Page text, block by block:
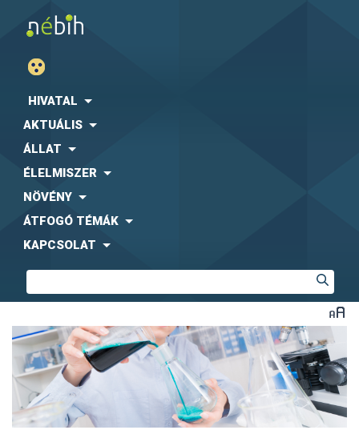
HIVATAL
AKTUÁLIS
ÁLLAT
ÉLELMISZER
NÖVÉNY
ÁTFOGÓ TÉMÁK
KAPCSOLAT